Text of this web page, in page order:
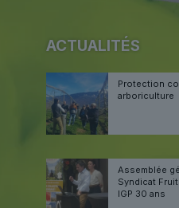
ACTUALITÉS
Protection
arboriculture
Assemblée
Syndicat
IGP 30 ans